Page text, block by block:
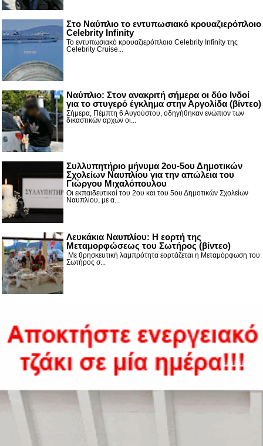
Στο Ναύπλιο το εντυπωσιακό κρουαζιερόπλοιο
Celebrity Infinity
Το εντυπωσιακό κρουαζιερόπλοιο Celebrity Infinity της
Celebrity Cruise...
Nαύπλιο: Στον ανακριτή σήμερα οι δύο Ινδοί
για το στυγερό έγκλημα στην Αργολίδα (βίντεο)
Σήμερα, Πέμπτη 6 Αυγούστου, οδηγήθηκαν ενώπιον των
δικαστικών αρχών οι...
Συλλυπητήριο μήνυμα 2ου-5ου Δημοτικών
Σχολείων Ναυπλίου για την απώλεια του
Γιώργου Μιχαλόπουλου
Οι εκπαιδευτικοί του 2ου και του 5ου Δημοτικών Σχολείων
Ναυπλίου, με α...
Λευκάκια Ναυπλίου: Η εορτή της
Μεταμορφώσεως του Σωτήρος (βίντεο)
Με θρησκευτική λαμπρότητα εορτάζεται η Μεταμόρφωση του
Σωτήρος σ...